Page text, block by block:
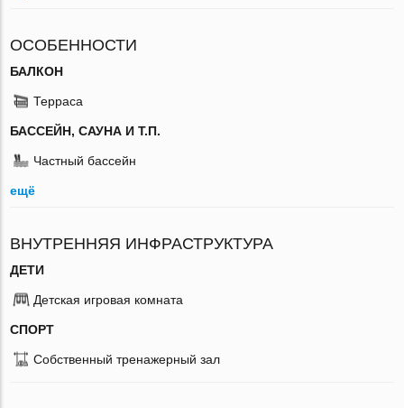
ОСОБЕННОСТИ
БАЛКОН
Терраса
БАССЕЙН, САУНА И Т.П.
Частный бассейн
ещё
ВНУТРЕННЯЯ ИНФРАСТРУКТУРА
ДЕТИ
Детская игровая комната
СПОРТ
Собственный тренажерный зал